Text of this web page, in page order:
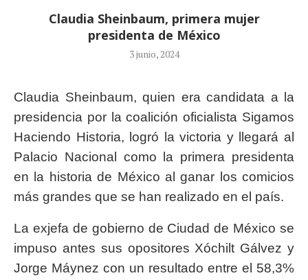
Claudia Sheinbaum, primera mujer
presidenta de México
3 junio, 2024
Claudia Sheinbaum, quien era candidata a la
presidencia por la coalición oficialista Sigamos
Haciendo Historia, logró la victoria y llegará al
Palacio Nacional como la primera presidenta
en la historia de México al ganar los comicios
más grandes que se han realizado en el país.
La exjefa de gobierno de Ciudad de México se
impuso antes sus opositores Xóchilt Gálvez y
Jorge Máynez con un resultado entre el 58,3%